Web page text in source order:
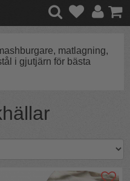
matlagning,
i gjutjärn för bästa